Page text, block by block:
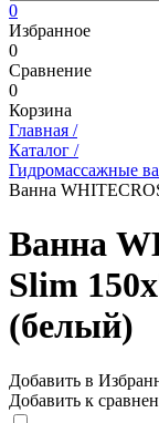
0
Избранное
0
Сравнение
0
Корзина
Главная /
Каталог /
Гидромассажные
Ванна
Ванна
Slim
(белый)
Добавить в
Добавить к